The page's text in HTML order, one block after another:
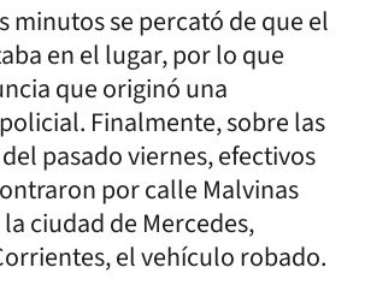
minutos se percató de que el
en el lugar, por lo que
que originó una
Finalmente, sobre las
pasado viernes, efectivos
por calle Malvinas
ciudad de Mercedes,
el vehículo robado.